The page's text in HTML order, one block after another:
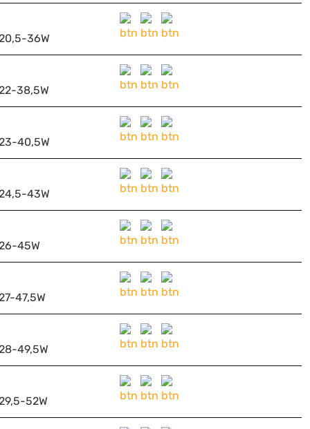
36W
38,5W
40,5W
43W
45W
47,5W
49,5W
52W